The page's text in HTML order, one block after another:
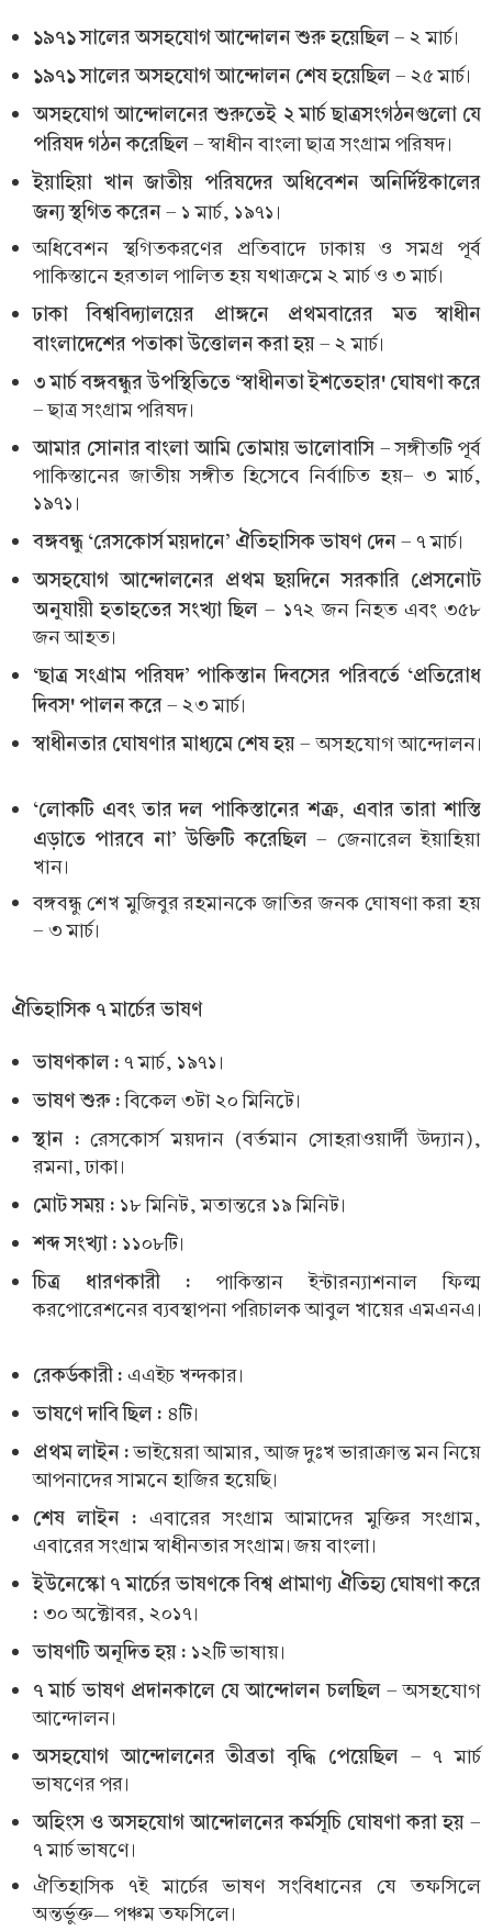
১৯৭১ সালের অসহযোগ আন্দোলন শুরু হয়েছিল- ২ মার্চ।
১৯৭১ সালের অসহযোগ আন্দোলন শেষ হয়েছিল- ২৫ মার্চ।
অসহযোগ আন্দোলনের শুরুতেই ২ মার্চ ছাত্রসংগঠনগুলো যে
পরিষদ গঠন করেছিল- স্বাধীন বাংলা ছাত্র সংগ্রাম পরিষদ।
ইয়াহিয়া খান জাতীয় পরিষদের অধিবেশন অনির্দিষ্টকালের
জন্য স্থগিত করেন- ১ মার্চ, ১৯৭১।
অধিবেশন স্থগিতকরণের প্রতিবাদে ঢাকায় ও সমগ্র পূর্ব
পাকিস্তানে হরতাল পালিত হয় যথাক্রমে ২ মার্চ ও ৩ মার্চ।
ঢাকা বিশ্ববিদ্যালয়ের প্রাঙ্গনে প্রথমবারের মত স্বাধীন
বাংলাদেশের পতাকা উত্তোলন করা হয়- ২ মার্চ।
৩ মার্চ বঙ্গবন্ধুর উপস্থিতিতে ‘স্বাধীনতা ইশতেহার' ঘোষণা করে
- ছাত্র সংগ্রাম পরিষদ।
আমার সোনার বাংলা আমি তোমায় ভালোবাসি - সঙ্গীতটি পূর্ব
পাকিস্তানের জাতীয় সঙ্গীত হিসেবে নির্বাচিত হয়- ৩ মার্চ,
১৯৭১।
বঙ্গবন্ধু ‘রেসকোর্স ময়দানে’ ঐতিহাসিক ভাষণ দেন- ৭ মার্চ।
অসহযোগ আন্দোলনের প্রথম ছয়দিনে সরকারি প্রেসনোট
অনুযায়ী হতাহতের সংখ্যা ছিল - ১৭২ জন নিহত এবং ৩৫৮
জন আহত।
‘ছাত্র সংগ্রাম পরিষদ’ পাকিস্তান দিবসের পরিবর্তে ‘প্রতিরোধ
দিবস' পালন করে- ২৩ মার্চ।
স্বাধীনতার ঘোষণার মাধ্যমে শেষ হয়- অসহযোগ আন্দোলন।
‘লোকটি এবং তার দল পাকিস্তানের শত্রু, এবার তারা শাস্তি
এড়াতে পারবে না’ উক্তিটি করেছিল- জেনারেল ইয়াহিয়া
খান।
বঙ্গবন্ধু শেখ মুজিবুর রহমানকে জাতির জনক ঘোষণা করা হয়
- ৩ মার্চ।
ঐতিহাসিক ৭ মার্চের ভাষণ
ভাষণকাল : ৭ মার্চ, ১৯৭১।
ভাষণ শুরু :বিকেল ৩টা ২০ মিনিটে।
স্থান : রেসকোর্স ময়দান (বর্তমান সোহরাওয়ার্দী উদ্যান),
রমনা, ঢাকা।
মোট সময় : ১৮ মিনিট, মতান্তরে ১৯ মিনিট।
শব্দ সংখ্যা : ১১০৮টি।
চিত্র ধারণকারী : পাকিস্তান ইন্টারন্যাশনাল ফিল্ম
করপোরেশনের ব্যবস্থাপনা পরিচালক আবুল খায়ের এমএনএ।
রেকর্ডকারী : এএইচ খন্দকার।
ভাষণে দাবি ছিল : ৪টি।
প্রথম লাইন :ভাইয়েরা আমার, আজ দুঃখ ভারাক্রান্ত মন নিয়ে
আপনাদের সামনে হাজির হয়েছি।
শেষ লাইন : এবারের সংগ্রাম আমাদের মুক্তির সংগ্রাম,
এবারের সংগ্রাম স্বাধীনতার সংগ্রাম। জয় বাংলা।
ইউনেস্কো ৭ মার্চের ভাষণকে বিশ্ব প্রামাণ্য ঐতিহ্য ঘোষণা করে
: ৩০ অক্টোবর, ২০১৭।
ভাষণটি অনূদিত হয় : ১২টি ভাষায়।
৭ মার্চ ভাষণ প্রদানকালে যে আন্দোলন চলছিল- অসহযোগ
আন্দোলন।
অসহযোগ আন্দোলনের তীব্রতা বৃদ্ধি পেয়েছিল- ৭ মার্চ
ভাষণের পর।
অহিংস ও অসহযোগ আন্দোলনের কর্মসূচি ঘোষণা করা হয় -
৭ মার্চ ভাষণে।
ঐতিহাসিক ৭ই মার্চের ভাষণ সংবিধানের যে তফসিলে
অন্তর্ভুক্ত— পঞ্চম তফসিলে।